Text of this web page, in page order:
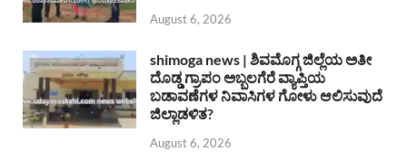
August 6, 2026
shimoga news | ಶಿವಮೊಗ್ಗ ಜಿಲ್ಲೆಯ ಅತೀ
ದೊಡ್ಡ ಗ್ರಾಪಂ ಅಬ್ಬಲಗೆರೆ ವ್ಯಾಪ್ತಿಯ
ಬಡಾವಣೆಗಳ ನಿವಾಸಿಗಳ ಗೋಳು ಆಲಿಸುವುದೆ
ಜಿಲ್ಲಾಡಳಿತ?
August 6, 2026